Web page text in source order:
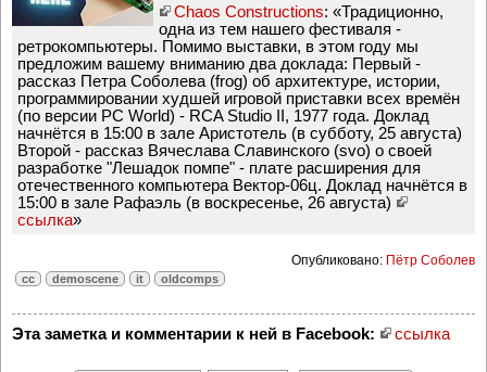
Chaos Constructions: «Традиционно,
одна из тем нашего фестиваля -
ретрокомпьютеры. Помимо выставки, в этом году мы
предложим вашему вниманию два доклада: Первый -
рассказ Петра Соболева (frog) об архитектуре, истории,
программировании худшей игровой приставки всех времён
(по версии PC World) - RCA Studio II, 1977 года. Доклад
начнётся в 15:00 в зале Аристотель (в субботу, 25 августа)
Второй - рассказ Вячеслава Славинского (svo) о своей
разработке "Лешадок помпе" - плате расширения для
отечественного компьютера Вектор-06ц. Доклад начнётся в
15:00 в зале Рафаэль (в воскресенье, 26 августа)
ссылка»
Опубликовано: Пётр Соболев
cc demoscene it oldcomps
Эта заметка и комментарии к ней в Facebook: ссылка